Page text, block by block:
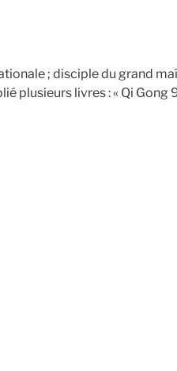
; disciple du grand
livres : « Qi Gong